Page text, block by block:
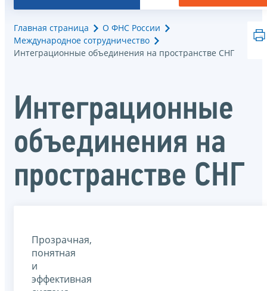
Главная страница
О ФНС России
Международное сотрудничество
Интеграционные объединения на пространстве СНГ
Интеграционные
объединения на
пространстве СНГ
Прозрачная,
понятная
и
эффективная